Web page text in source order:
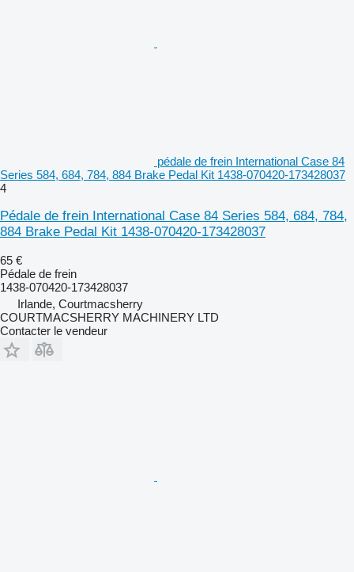
pédale de frein International Case 84
Series 584, 684, 784, 884 Brake Pedal Kit 1438-070420-173428037
4
Pédale de frein International Case 84 Series 584, 684, 784,
884 Brake Pedal Kit 1438-070420-173428037
65 €
Pédale de frein
1438-070420-173428037
Irlande, Courtmacsherry
COURTMACSHERRY MACHINERY LTD
Contacter le vendeur